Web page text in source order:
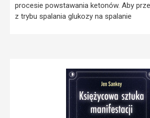
procesie powstawania ketonów. Aby
z trybu spalania glukozy na spalanie